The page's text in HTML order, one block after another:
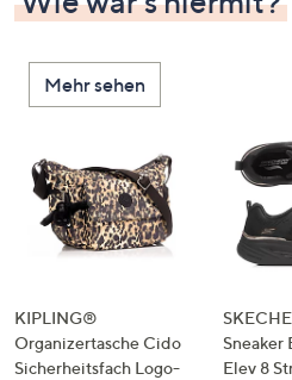
Mehr sehen
KIPLING®
Organizertasche Cido
Sicherheitsfach Logo-
Sneaker
Elev 8